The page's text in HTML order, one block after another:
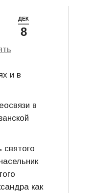
ДЕК
8
и в
в
как